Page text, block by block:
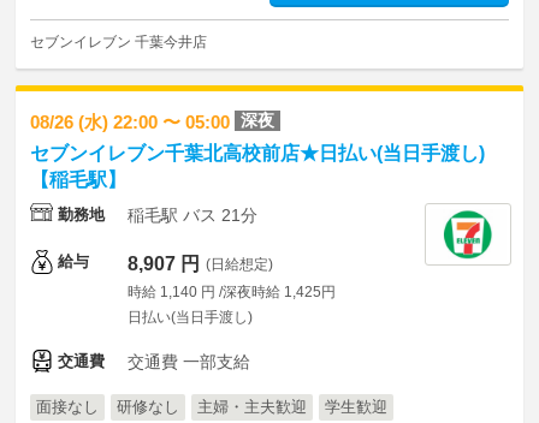
セブンイレブン 千葉今井店
08/26 (水) 22:00 〜 05:00 深夜
セブンイレブン千葉北高校前店★日払い(当日手渡し)
【稲毛駅】
勤務地 稲毛駅 バス 21分
給与 8,907 円 (日給想定)
時給 1,140 円 /深夜時給 1,425円
日払い(当日手渡し)
交通費 交通費 一部支給
面接なし 研修なし 主婦・主夫歓迎
学生歓迎